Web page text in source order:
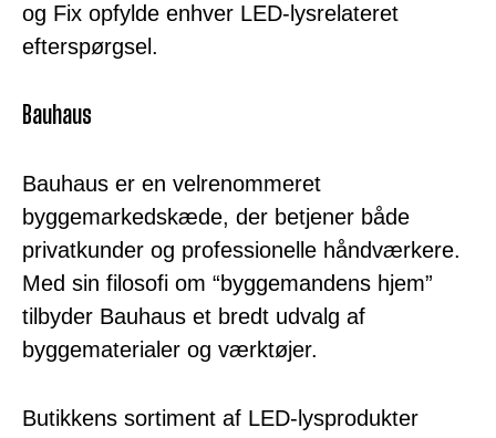
og Fix opfylde enhver LED-lysrelateret
efterspørgsel.
Bauhaus
Bauhaus er en velrenommeret
byggemarkedskæde, der betjener både
privatkunder og professionelle håndværkere.
Med sin filosofi om “byggemandens hjem”
tilbyder Bauhaus et bredt udvalg af
byggematerialer og værktøjer.
Butikkens sortiment af LED-lysprodukter